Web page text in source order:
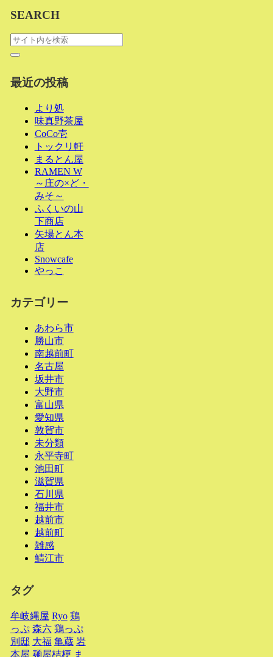
SEARCH
最近の投稿
より処
味真野茶屋
CoCo壱
トックリ軒
まるとん屋
RAMEN W
～庄の×ど・
みそ～
ふくいの山
下商店
矢場とん本
店
Snowcafe
やっこ
カテゴリー
あわら市
勝山市
南越前町
名古屋
坂井市
大野市
富山県
愛知県
敦賀市
未分類
永平寺町
池田町
滋賀県
石川県
福井市
越前市
越前町
雑感
鯖江市
タグ
牟岐縄屋 Ryo 鶏
っぷ 森六 鶏っぷ
別邸 大福 亀蔵 岩
本屋 麺屋桔梗 ま